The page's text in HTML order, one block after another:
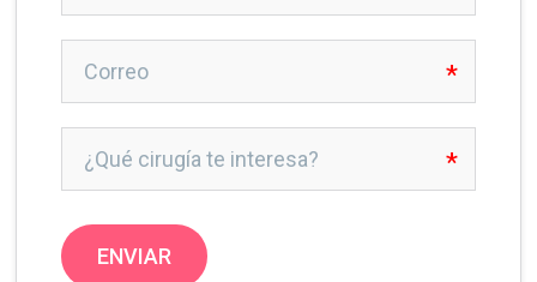
Aumento Mamario
Mastopexia
Ginecomastia
CIRUGÍA FACIAL